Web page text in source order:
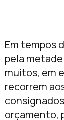
Em tempos
pela
muitos, em
recorrem
orçamento,